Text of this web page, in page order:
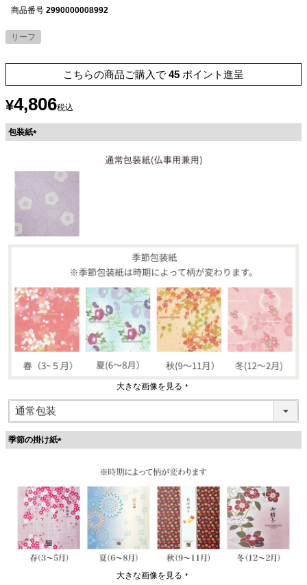
商品番号 2990000008992
リーフ
こちらの商品ご購入で 45 ポイント進呈
¥4,806税込
包装紙
須
大きな画像を見る
季節の掛け紙
)
大きな画像を見る